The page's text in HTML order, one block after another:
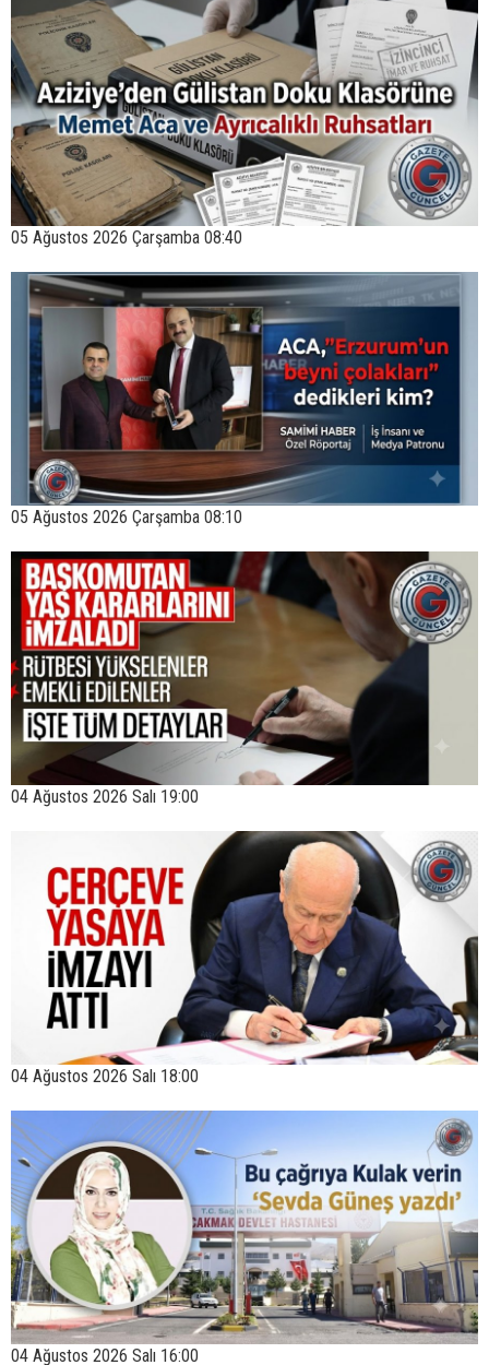
05 Ağustos 2026 Çarşamba 08:40
05 Ağustos 2026 Çarşamba 08:10
04 Ağustos 2026 Salı 19:00
04 Ağustos 2026 Salı 18:00
04 Ağustos 2026 Salı 16:00